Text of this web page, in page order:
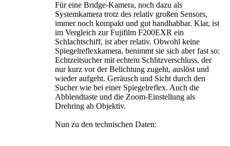
Für eine Bridge-Kamera, noch dazu als
Systemkamera trotz des relativ großen Sensors,
immer noch kompakt und gut handhabbar. Klar, ist
im Vergleich zur Fujifilm F200EXR ein
Schlachtschiff, ist aber relativ. Obwohl keine
Spiegelreflexkamera, benimmt sie sich aber fast so:
Echtzeitsucher mit echtem Schlitzverschluss, der
nur kurz vor der Belichtung zugeht, auslöst und
wieder aufgeht. Geräusch und Sicht durch den
Sucher wie bei einer Spiegelreflex. Auch die
Abblendtaste und die Zoom-Einstellung als
Drehring ab Objektiv.
Nun zu den technischen Daten: